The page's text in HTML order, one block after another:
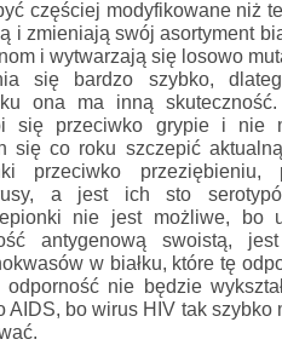
częściej modyfikowane niż
i zmieniają swój asortyment
i wytwarzają się losowo
się bardzo szybko,
ona ma inną
się przeciwko grypie i nie
się co roku szczepić
przeciwko przeziębieniu,
a jest ich sto
nie jest możliwe, bo
antygenową swoistą,
w białku, które tę
nie będzie
AIDS, bo wirus HIV tak szybko